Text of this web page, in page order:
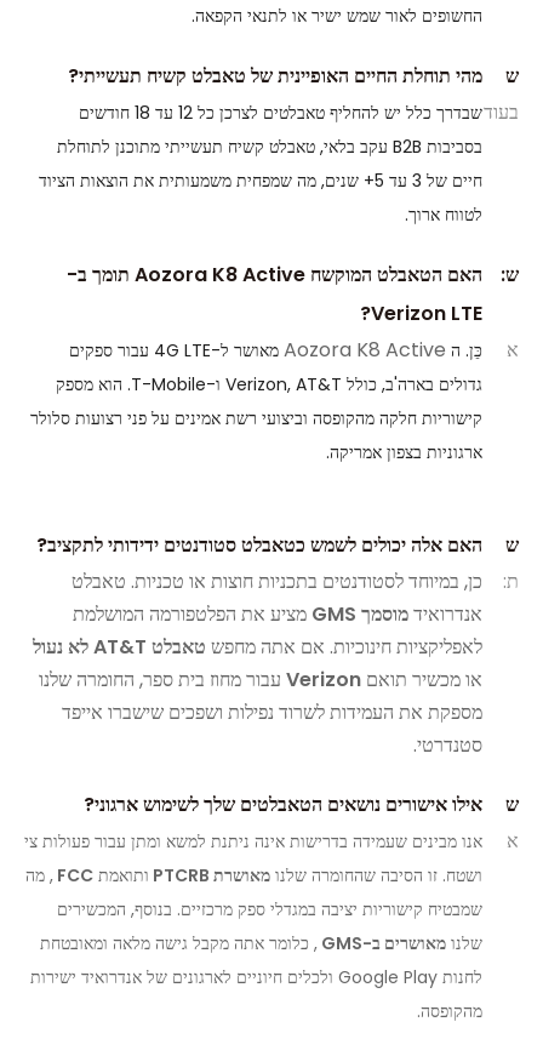
החשופים לאור שמש ישיר או לתנאי הקפאה.
ש
מהי תוחלת החיים האופיינית של טאבלט קשיח תעשייתי?
בעוד
שבדרך כלל יש להחליף טאבלטים לצרכן כל 12 עד 18 חודשים
בסביבות B2B עקב בלאי, טאבלט קשיח תעשייתי מתוכנן לתוחלת
חיים של 3 עד 5+ שנים, מה שמפחית משמעותית את הוצאות הציוד
לטווח ארוך.
ש:
האם הטאבלט המוקשח Aozora K8 Active תומך ב-
Verizon LTE?
א
כֵּן. ה Aozora K8 Active
מאושר ל-4G LTE עבור ספקים
גדולים בארה'ב, כולל Verizon, AT&T ו-T-Mobile. הוא מספק
קישוריות חלקה מהקופסה וביצועי רשת אמינים על פני רצועות סלולר
ארגוניות בצפון אמריקה.
ש
האם אלה יכולים לשמש כטאבלט סטודנטים ידידותי לתקציב?
ת:
כן, במיוחד לסטודנטים בתכניות חוצות או טכניות. טאבלט
אנדרואידמוסמך GMS
מציע את הפלטפורמה המושלמת
לאפליקציות חינוכיות. אם אתה מחפש טאבלט AT&T לא נעול
או מכשיר תואם Verizon עבור מחוז בית ספר, החומרה שלנו
מספקת את העמידות לשרוד נפילות ושפכים שישברו אייפד
סטנדרטי.
ש
אילו אישורים נושאים הטאבלטים שלך לשימוש ארגוני?
א
אנו מבינים שעמידה בדרישות אינה ניתנת למשא ומתן עבור פעולות צי
ושטח. זו הסיבה שהחומרה שלנו מאושרת PTCRB ותואמת FCC , מה
שמבטיח קישוריות יציבה במגדלי ספק מרכזיים. בנוסף, המכשירים
שלנו מאושרים ב-GMS
, כלומר אתה מקבל גישה מלאה ומאובטחת
לחנות Google Play ולכלים חיוניים לארגונים של אנדרואיד ישירות
מהקופסה.